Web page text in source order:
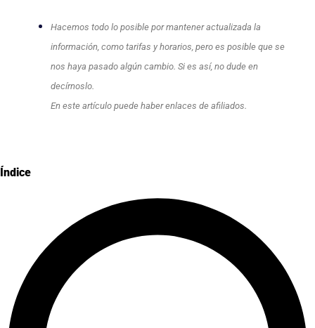
Hacemos todo lo posible por mantener actualizada la
información, como tarifas y horarios, pero es posible que se
nos haya pasado algún cambio. Si es así, no dude en
decírnoslo.
En este artículo puede haber enlaces de afiliados.
Índice